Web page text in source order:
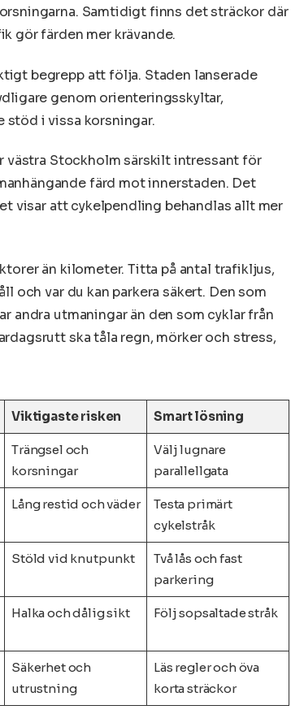
Samtidigt finns det sträckor där
gör färden mer krävande.
begrepp att följa. Staden lanserade
genom orienteringsskyltar,
stöd i vissa korsningar.
västra Stockholm särskilt intressant för
färd mot innerstaden. Det
visar att cykelpendling behandlas allt mer
än kilometer. Titta på antal trafikljus,
och var du kan parkera säkert. Den som
andra utmaningar än den som cyklar från
ska tåla regn, mörker och stress,
Viktigaste risken Smart lösning
Trängsel och
korsningar
Välj lugnare
parallellgata
Lång restid och väder
Testa primärt
cykelstråk
Stöld vid knutpunkt
Två lås och fast
parkering
Halka och dålig sikt Följ sopsaltade stråk
Säkerhet och
utrustning
Läs regler och öva
korta sträckor